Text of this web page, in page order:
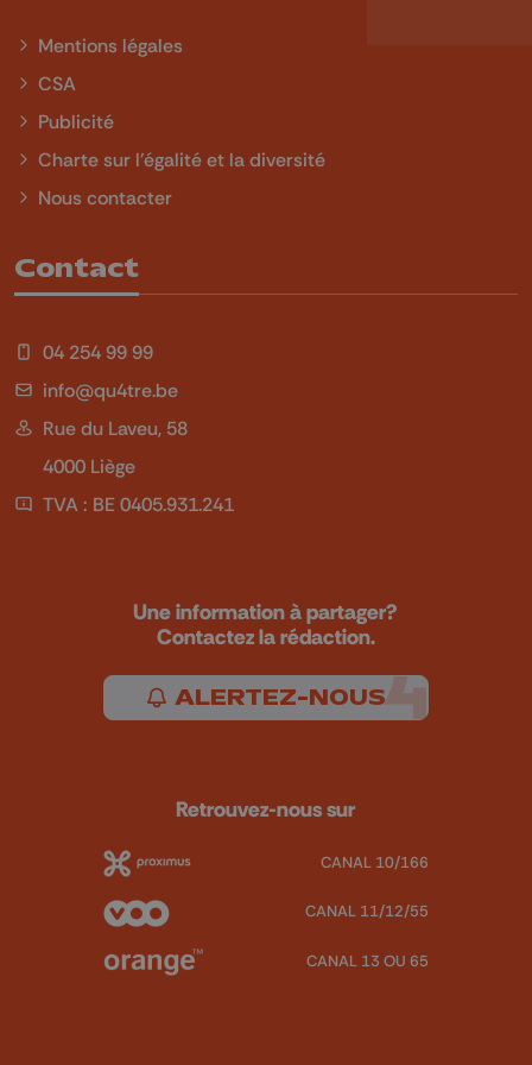
Mentions légales
CSA
Publicité
Charte sur l'égalité et la diversité
Nous contacter
Contact
04 254 99 99
info@qu4tre.be
Rue du Laveu, 58
4000 Liège
TVA : BE 0405.931.241
Une information à partager?
Contactez la rédaction.
ALERTEZ-NOUS
Retrouvez-nous sur
CANAL 10/166
CANAL 11/12/55
CANAL 13 OU 65